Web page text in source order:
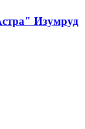
Изумруд